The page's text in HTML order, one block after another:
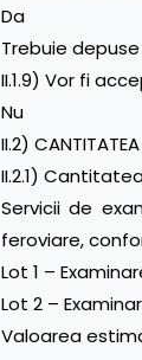
Da
Trebuie
II.1.9) Vor fi
Nu
II.2)
II.2.1)
Servicii de
feroviare,
Lot 1 –
Lot 2 –
Valoarea